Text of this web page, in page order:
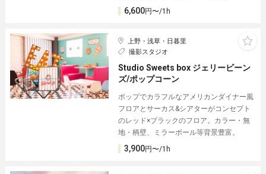
6,600円〜/1h
上野・浅草・日暮里
撮影スタジオ
Studio Sweets box ジェリービーン
ズ/ポップコーン
ポップでカラフルなアメリカンダイナー風
フロアとサーカス&シアターがコンセプト
のレッド×ブラックのフロア。カラー・無
地・柄壁、ミラーボール等背景豊富。
3,900円〜/1h